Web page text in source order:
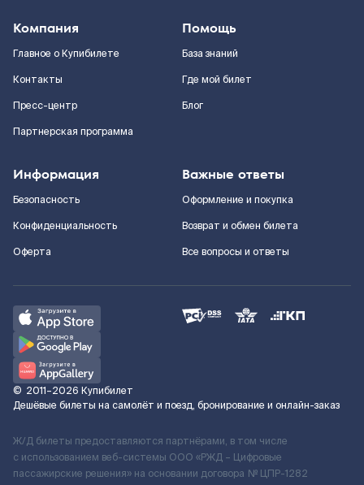
Компания
Главное о Купибилете
Контакты
Пресс-центр
Партнерская программа
Помощь
База знаний
Где мой билет
Блог
Информация
Безопасность
Конфиденциальность
Оферта
Важные ответы
Оформление и покупка
Возврат и обмен билета
Все вопросы и ответы
© 2011–2026 Купибилет
Дешёвые билеты на самолёт и поезд, бронирование и онлайн-заказ
Ж/Д билеты предоставляются партнёрами, в том числе
с использованием веб-системы ООО «РЖД – Цифровые
пассажирские решения» на основании договора № ЦПР-1282